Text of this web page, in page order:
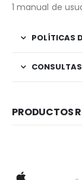
1 manual de
POLÍTICAS
CONSULTAS
PRODUCTOS